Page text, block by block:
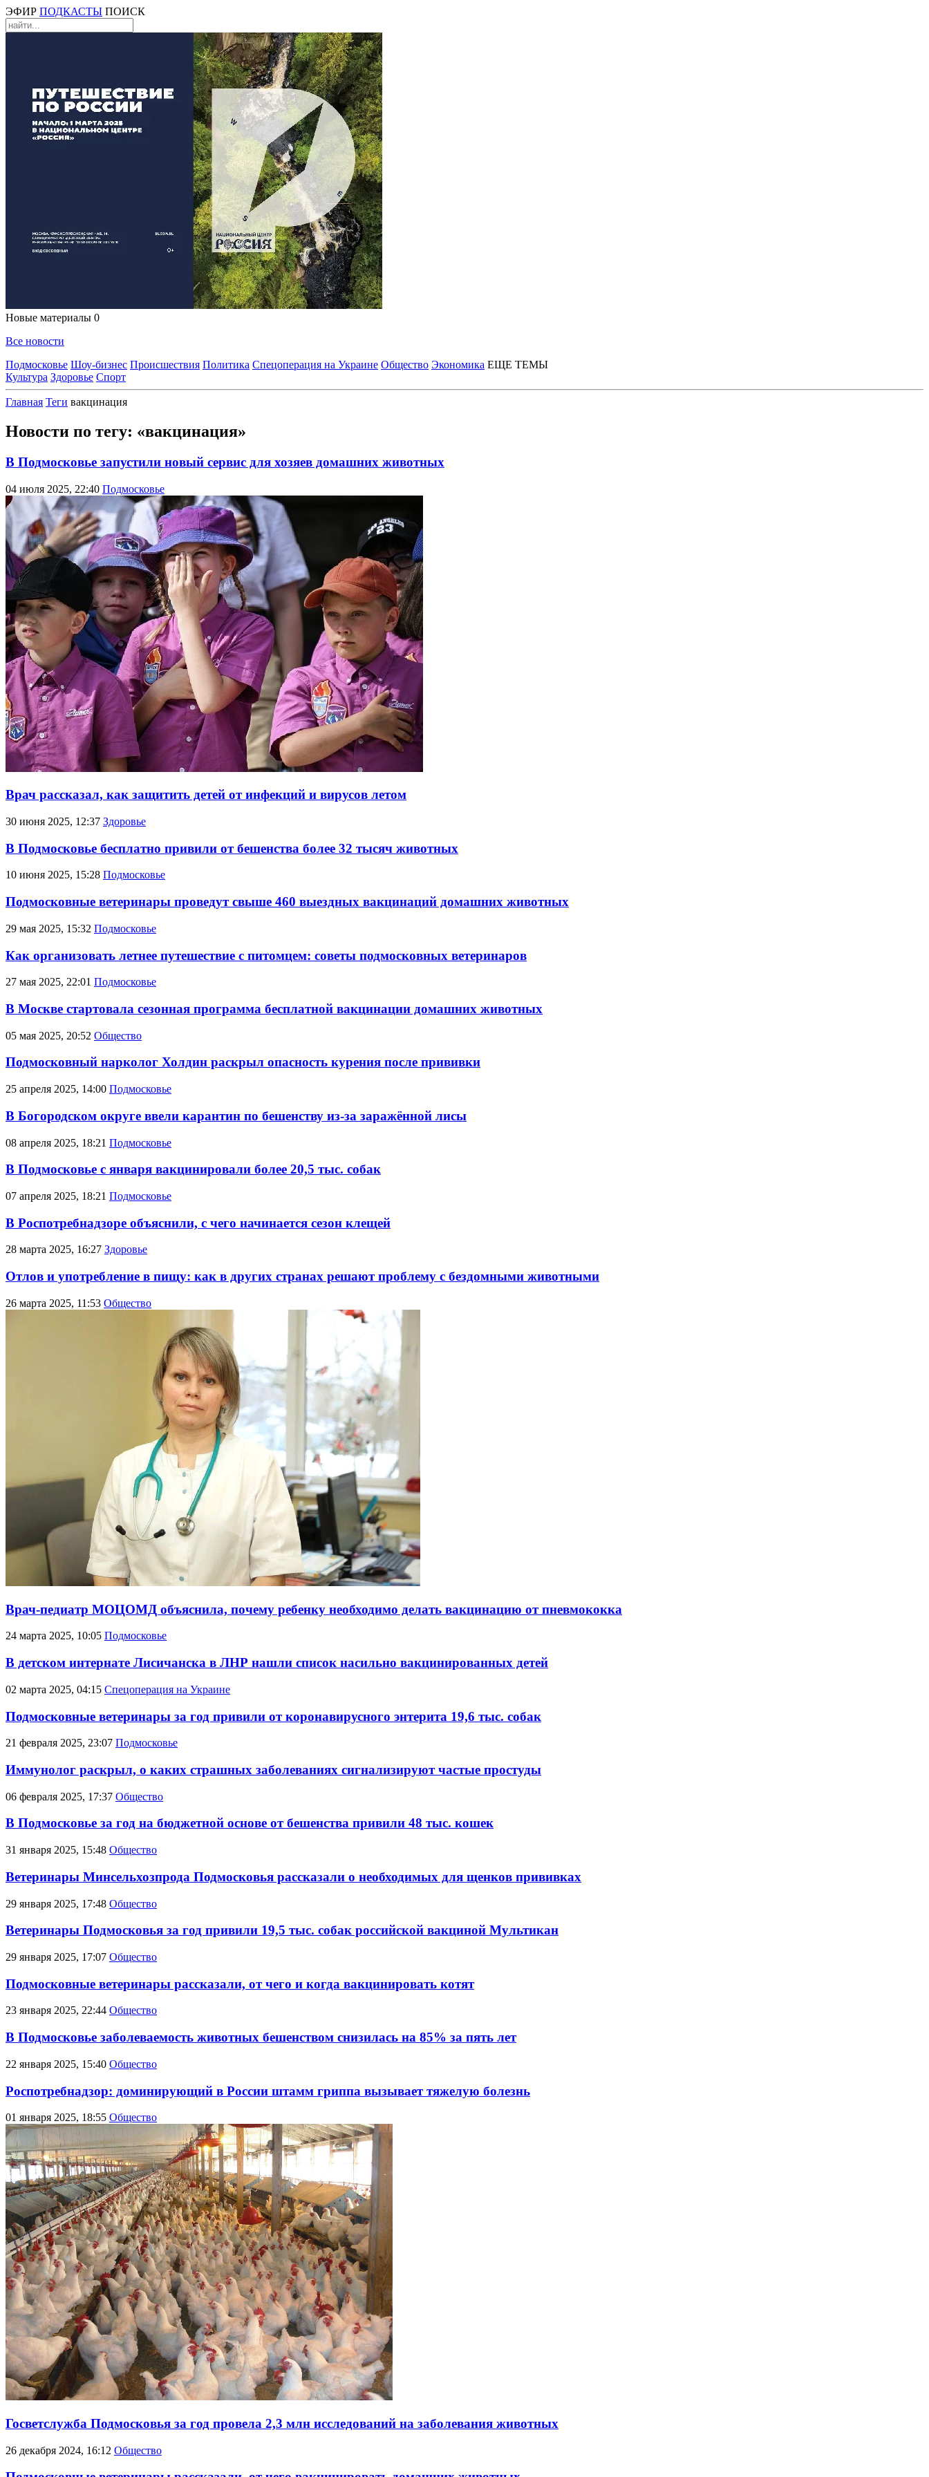
ЭФИР ПОДКАСТЫ ПОИСК
Новые материалы 0
Все новости
Подмосковье Шоу-бизнес Происшествия Политика Спецоперация на Украине Общество Экономика ЕЩЕ ТЕМЫ
Культура Здоровье Спорт
Главная Теги вакцинация
Новости по тегу: «вакцинация»
В Подмосковье запустили новый сервис для хозяев домашних животных
04 июля 2025, 22:40 Подмосковье
Врач рассказал, как защитить детей от инфекций и вирусов летом
30 июня 2025, 12:37 Здоровье
В Подмосковье бесплатно привили от бешенства более 32 тысяч животных
10 июня 2025, 15:28 Подмосковье
Подмосковные ветеринары проведут свыше 460 выездных вакцинаций домашних животных
29 мая 2025, 15:32 Подмосковье
Как организовать летнее путешествие с питомцем: советы подмосковных ветеринаров
27 мая 2025, 22:01 Подмосковье
В Москве стартовала сезонная программа бесплатной вакцинации домашних животных
05 мая 2025, 20:52 Общество
Подмосковный нарколог Холдин раскрыл опасность курения после прививки
25 апреля 2025, 14:00 Подмосковье
В Богородском округе ввели карантин по бешенству из-за заражённой лисы
08 апреля 2025, 18:21 Подмосковье
В Подмосковье с января вакцинировали более 20,5 тыс. собак
07 апреля 2025, 18:21 Подмосковье
В Роспотребнадзоре объяснили, с чего начинается сезон клещей
28 марта 2025, 16:27 Здоровье
Отлов и употребление в пищу: как в других странах решают проблему с бездомными животными
26 марта 2025, 11:53 Общество
Врач-педиатр МОЦОМД объяснила, почему ребенку необходимо делать вакцинацию от пневмококка
24 марта 2025, 10:05 Подмосковье
В детском интернате Лисичанска в ЛНР нашли список насильно вакцинированных детей
02 марта 2025, 04:15 Спецоперация на Украине
Подмосковные ветеринары за год привили от коронавирусного энтерита 19,6 тыс. собак
21 февраля 2025, 23:07 Подмосковье
Иммунолог раскрыл, о каких страшных заболеваниях сигнализируют частые простуды
06 февраля 2025, 17:37 Общество
В Подмосковье за год на бюджетной основе от бешенства привили 48 тыс. кошек
31 января 2025, 15:48 Общество
Ветеринары Минсельхозпрода Подмосковья рассказали о необходимых для щенков прививках
29 января 2025, 17:48 Общество
Ветеринары Подмосковья за год привили 19,5 тыс. собак российской вакциной Мультикан
29 января 2025, 17:07 Общество
Подмосковные ветеринары рассказали, от чего и когда вакцинировать котят
23 января 2025, 22:44 Общество
В Подмосковье заболеваемость животных бешенством снизилась на 85% за пять лет
22 января 2025, 15:40 Общество
Роспотребнадзор: доминирующий в России штамм гриппа вызывает тяжелую болезнь
01 января 2025, 18:55 Общество
Госветслужба Подмосковья за год провела 2,3 млн исследований на заболевания животных
26 декабря 2024, 16:12 Общество